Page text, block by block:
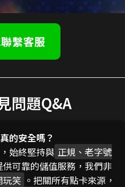
繫客服
問題Q&A
的安全嗎？
始終堅持與 正規、老字號
供可靠的儲值服務，我們非
玩笑 。把關所有點卡來源，